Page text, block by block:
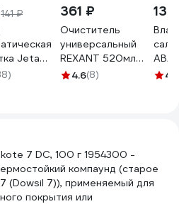
141 ₽
Jeta
361 ₽
Очиститель
универсальный
REXANT 520мл
(400мл), аэрозоль
4.6(8) 4.1
7 DC, 100 г 1954300 -
компаунд (старое
(Dowsil 7)), применяемый для
покрытия или